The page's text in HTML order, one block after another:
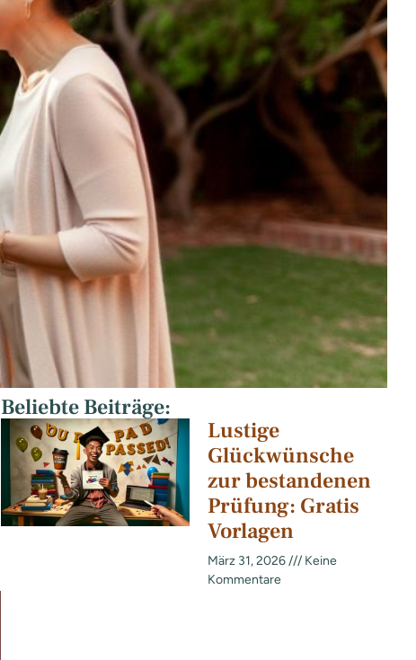
Beliebte Beiträge:
Lustige
Glückwünsche
zur bestandenen
Prüfung: Gratis
Vorlagen
März 31, 2026
Keine
Kommentare